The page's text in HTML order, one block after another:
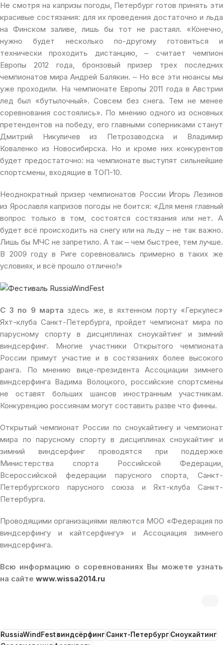
Не смотря на капризы погоды, Петербург готов принять эти
красивые состязания: для их проведения достаточно и льда
на Финском заливе, лишь бы тот не растаял. «Конечно,
нужно будет несколько по-другому готовиться и
технически проходить дистанцию, – считает чемпион
Европы 2012 года, бронзовый призер трех последних
чемпионатов мира Андрей Балякин. – Но все эти нюансы мы
уже проходили. На чемпионате Европы 2011 года в Австрии
лед был «бутылочный». Совсем без снега. Тем не менее
соревнования состоялись». По мнению одного из основных
претендентов на победу, его главными соперниками станут
Дмитрий Никуличев из Петрозаводска и Владимир
Коваленко из Новосибирска. Но и кроме них конкурентов
будет предостаточно: на чемпионате выступят сильнейшие
спортсмены, входящие в ТОП-10.
Неоднократный призер чемпионатов России Игорь Лезинов
из Ярославля капризов погоды не боится: «Для меня главный
вопрос только в том, состоятся состязания или нет. А
будет всё происходить на снегу или на льду – не так важно.
Лишь бы МЧС не запретило. А так – чем быстрее, тем лучше.
В 2009 году в Риге соревновались примерно в таких же
условиях, и всё прошло отлично!»
С 3 по 9 марта здесь же, в яхтенном порту «Геркулес»
Яхт-клуба Санкт-Петербурга, пройдет чемпионат мира по
парусному спорту в дисциплинах сноукайтинг и зимний
виндсерфинг. Многие участники Открытого чемпионата
России примут участие и в состязаниях более высокого
ранга. По мнению вице-президента Ассоциации зимнего
виндсерфинга Вадима Волоцкого, российские спортсмены
не оставят больших шансов иностранным участникам.
Конкуренцию россиянам могут составить разве что финны.
Открытый чемпионат России по сноукайтингу и чемпионат
мира по парусному спорту в дисциплинах сноукайтинг и
зимний виндсерфинг проводятся при поддержке
Министерства спорта Российской Федерации,
Всероссийской федерации парусного спорта, Санкт-
Петербургского парусного союза и Яхт-клуба Санкт-
Петербурга.
Проводящими организациями являются МОО «Федерация по
виндсерфингу и кайтсерфингу» и Ассоциация зимнего
виндсерфинга.
Всю информацию о соревнованиях Вы можете узнать
на сайте www.wissa2014.ru
RussiaWindFestвиндсёрфингСанкт-ПетербургСноукайтинг